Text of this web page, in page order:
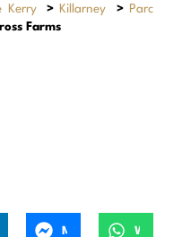
Kerry > Killarney > Parc
Farms